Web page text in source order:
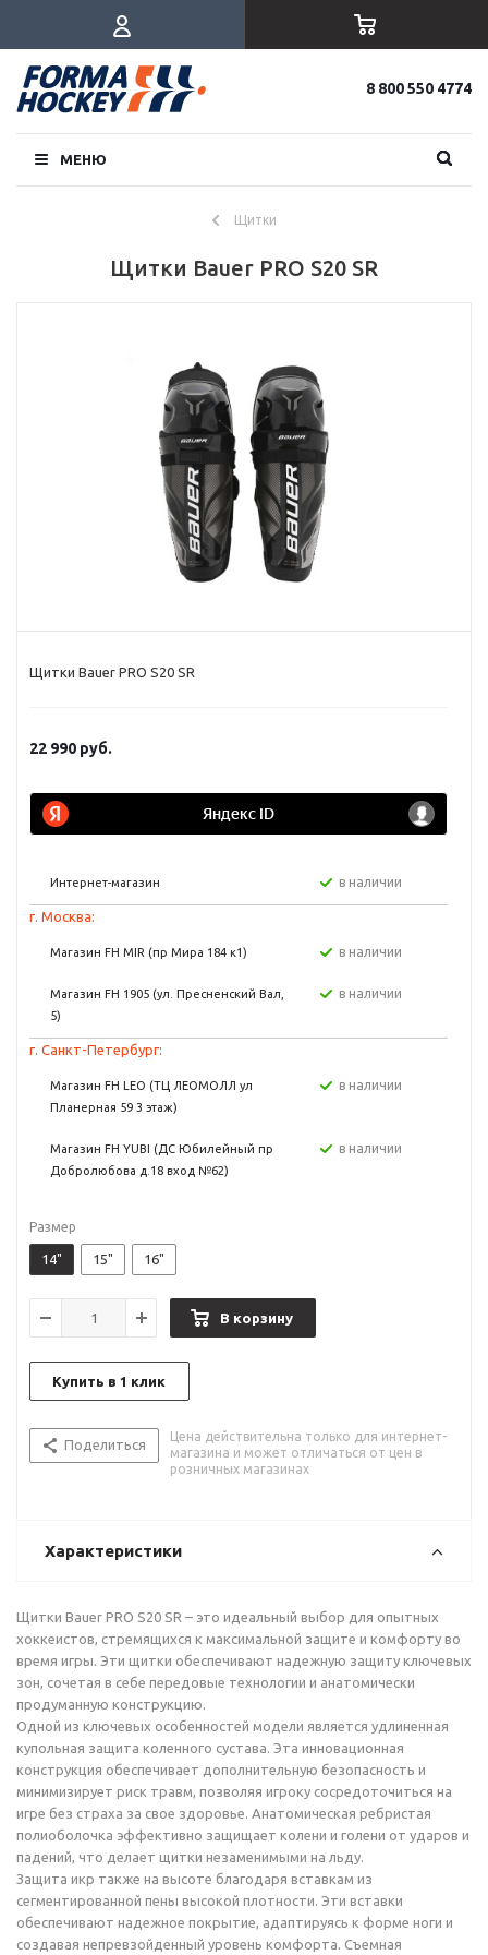
8 800 550 4774
МЕНЮ
Щитки
Щитки Bauer PRO S20 SR
Щитки Bauer PRO S20 SR
22 990 руб.
Интернет-магазин в наличии
г. Москва:
Магазин FH MIR (пр Мира 184 к1) в наличии
Магазин FH 1905 (ул. Пресненский Вал,
5)
в наличии
г. Санкт-Петербург:
Магазин FH LEO (ТЦ ЛЕОМОЛЛ ул
Планерная 59 3 этаж)
в наличии
Магазин FH YUBI (ДС Юбилейный пр
Добролюбова д.18 вход №62)
в наличии
Размер
14" 15" 16"
В корзину
Купить в 1 клик
Поделиться
Цена действительна только для интернет-
магазина и может отличаться от цен в
розничных магазинах
Характеристики
Щитки Bauer PRO S20 SR – это идеальный выбор для опытных
хоккеистов, стремящихся к максимальной защите и комфорту во
время игры. Эти щитки обеспечивают надежную защиту ключевых
зон, сочетая в себе передовые технологии и анатомически
продуманную конструкцию.
Одной из ключевых особенностей модели является удлиненная
купольная защита коленного сустава. Эта инновационная
конструкция обеспечивает дополнительную безопасность и
минимизирует риск травм, позволяя игроку сосредоточиться на
игре без страха за свое здоровье. Анатомическая ребристая
полиоболочка эффективно защищает колени и голени от ударов и
падений, что делает щитки незаменимыми на льду.
Защита икр также на высоте благодаря вставкам из
сегментированной пены высокой плотности. Эти вставки
обеспечивают надежное покрытие, адаптируясь к форме ноги и
создавая непревзойденный уровень комфорта. Съемная